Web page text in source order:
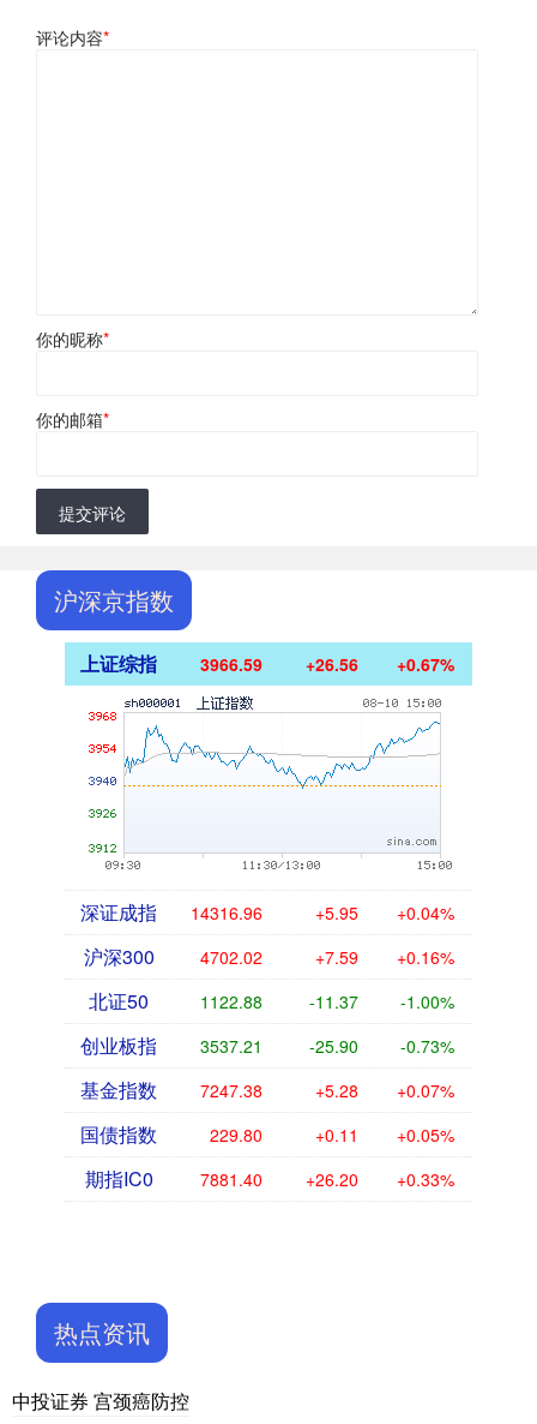
评论内容*
你的昵称*
你的邮箱*
提交评论
沪深京指数
上证综指 3966.59 +26.56 +0.67%
深证成指 14316.96 +5.95 +0.04%
沪深300 4702.02 +7.59 +0.16%
北证50 1122.88 -11.37 -1.00%
创业板指 3537.21 -25.90 -0.73%
基金指数 7247.38 +5.28 +0.07%
国债指数 229.80 +0.11 +0.05%
期指IC0 7881.40 +26.20 +0.33%
热点资讯
中投证券 宫颈癌防控